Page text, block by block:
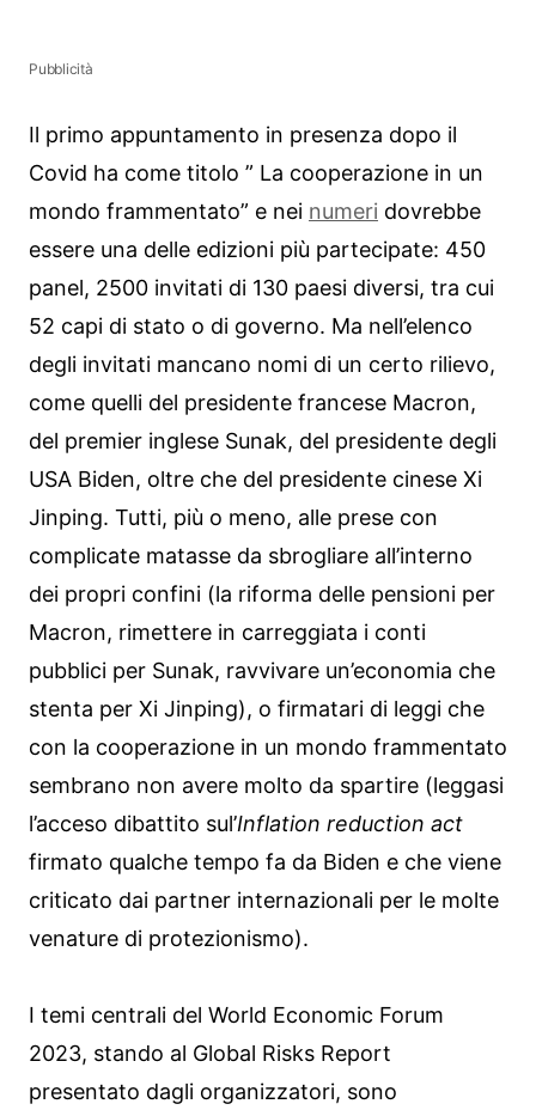
Pubblicità
Il primo appuntamento in presenza dopo il
Covid ha come titolo ” La cooperazione in un
mondo frammentato” e nei numeri dovrebbe
essere una delle edizioni più partecipate: 450
panel, 2500 invitati di 130 paesi diversi, tra cui
52 capi di stato o di governo. Ma nell’elenco
degli invitati mancano nomi di un certo rilievo,
come quelli del presidente francese Macron,
del premier inglese Sunak, del presidente degli
USA Biden, oltre che del presidente cinese Xi
Jinping. Tutti, più o meno, alle prese con
complicate matasse da sbrogliare all’interno
dei propri confini (la riforma delle pensioni per
Macron, rimettere in carreggiata i conti
pubblici per Sunak, ravvivare un’economia che
stenta per Xi Jinping), o firmatari di leggi che
con la cooperazione in un mondo frammentato
sembrano non avere molto da spartire (leggasi
l’acceso dibattito sul’Inflation reduction act
firmato qualche tempo fa da Biden e che viene
criticato dai partner internazionali per le molte
venature di protezionismo).
I temi centrali del World Economic Forum
2023, stando al Global Risks Report
presentato dagli organizzatori, sono